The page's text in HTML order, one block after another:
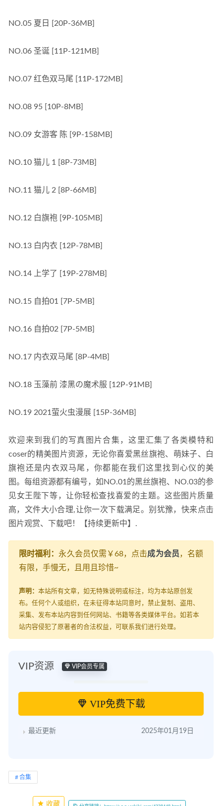
NO.05 夏日 [20P-36MB]
NO.06 圣诞 [11P-121MB]
NO.07 红色双马尾 [11P-172MB]
NO.08 95 [10P-8MB]
NO.09 女游客 陈 [9P-158MB]
NO.10 猫儿 1 [8P-73MB]
NO.11 猫儿 2 [8P-66MB]
NO.12 白旗袍 [9P-105MB]
NO.13 白内衣 [12P-78MB]
NO.14 上学了 [19P-278MB]
NO.15 自拍01 [7P-5MB]
NO.16 自拍02 [7P-5MB]
NO.17 内衣双马尾 [8P-4MB]
NO.18 玉藻前 漆黑の魔术服 [12P-91MB]
NO.19 2021萤火虫漫展 [15P-36MB]
欢迎来到我们的写真图片合集，这里汇集了各类模特和
coser的精美图片资源，无论你喜爱黑丝旗袍、萌妹子、白
旗袍还是内衣双马尾，你都能在我们这里找到心仪的美
图。每组资源都有编号，如NO.01的黑丝旗袍、NO.03的参
见女王陛下等，让你轻松查找喜爱的主题。这些图片质量
高，文件大小合理,让你一次下载满足。别犹豫，快来点击
图片观赏、下载吧！【持续更新中】.
限时福利： 永久会员仅需￥68，点击成为会员，名额
有限，手慢无，且用且珍惜~
声明： 本站所有文章，如无特殊说明或标注，均为本站原创发
布。任何个人或组织，在未征得本站同意时，禁止复制、盗用、
采集、发布本站内容到任何网站、书籍等各类媒体平台。如若本
站内容侵犯了原著者的合法权益，可联系我们进行处理。
VIP资源 VIP会员专属
VIP免费下载
最近更新 2025年01月19日
合集
收藏